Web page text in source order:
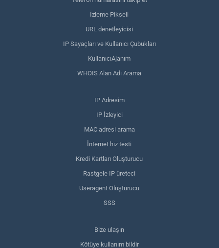
İzleme Pikseli
URL denetleyicisi
IP Sayaçları ve Kullanıcı Çubukları
KullanıcıAjanım
WHOIS Alan Adı Arama
IP Adresim
IP İzleyici
MAC adresi arama
İnternet hız testi
Kredi Kartları Oluşturucu
Rastgele IP üreteci
Useragent Oluşturucu
SSS
Bize ulaşın
Kötüye kullanım bildir